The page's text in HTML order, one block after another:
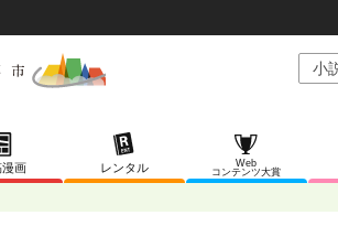
画 レンタル
Web
コンテンツ大賞